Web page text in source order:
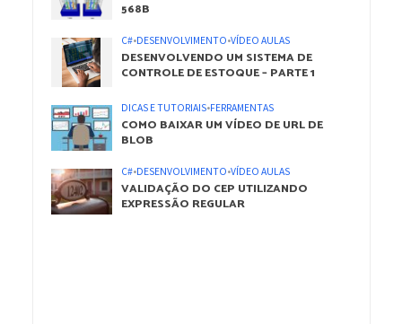
568B
C#•DESENVOLVIMENTO•VÍDEO AULAS
DESENVOLVENDO UM SISTEMA DE
CONTROLE DE ESTOQUE – PARTE 1
DICAS E TUTORIAIS•FERRAMENTAS
COMO BAIXAR UM VÍDEO DE URL DE
BLOB
C#•DESENVOLVIMENTO•VÍDEO AULAS
VALIDAÇÃO DO CEP UTILIZANDO
EXPRESSÃO REGULAR